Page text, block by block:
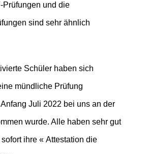
Prüfungen und die
sind sehr ähnlich
Schüler haben sich
mündliche Prüfung
Juli 2022 bei uns an der
wurde. Alle haben sehr gut
ihre « Attestation die